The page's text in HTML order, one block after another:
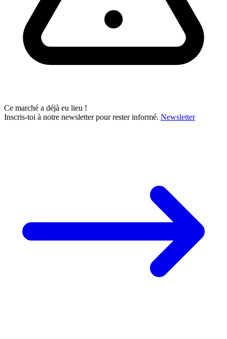
Ce marché a déjà eu lieu !
Inscris-toi à notre newsletter pour rester informé. Newsletter